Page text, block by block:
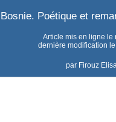
Poétique et
Article mis en ligne le
dernière modification
par Firouz